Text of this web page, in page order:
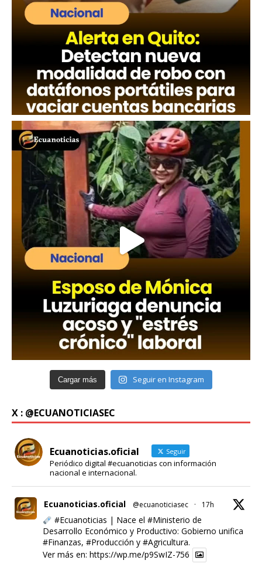
Cargar más Seguir en Instagram
X : @ECUANOTICIASEC
Ecuanoticias.oficial Seguir
Periódico digital #ecuanoticias con información
nacional e internacional.
Ecuanoticias.oficial @ecuanoticiasec · 17h
#Ecuanoticias | Nace el #Ministerio de
Desarrollo Económico y Productivo: Gobierno unifica
#Finanzas, #Producción y #Agricultura.
Ver más en: https://wp.me/p9SwIZ-756